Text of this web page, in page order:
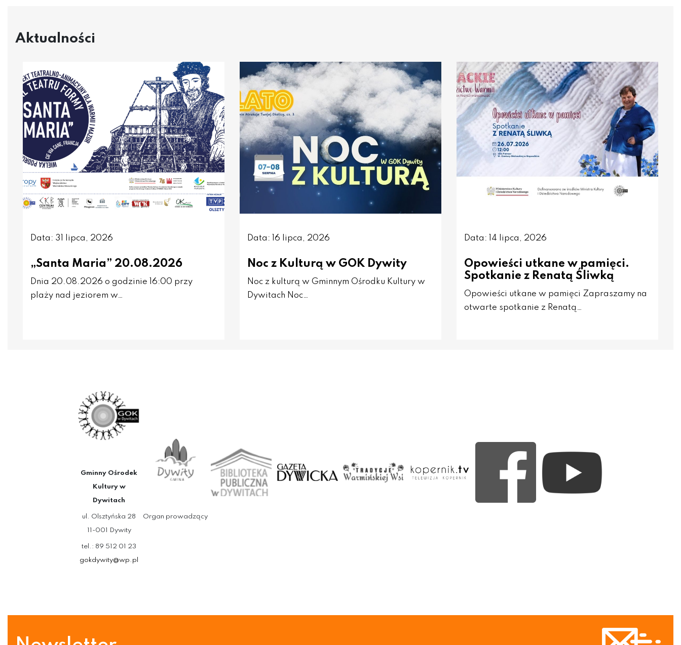
Aktualności
Data: 31 lipca, 2026
„Santa Maria” 20.08.2026
Dnia 20.08.2026 o godzinie 16:00 przy
plaży nad jeziorem w…
Data: 16 lipca, 2026
Noc z Kulturą w GOK Dywity
Noc z kulturą w Gminnym Ośrodku Kultury w
Dywitach Noc…
Data: 14 lipca, 2026
Opowieści utkane w pamięci.
Spotkanie z Renatą Śliwką
Opowieści utkane w pamięci Zapraszamy na
otwarte spotkanie z Renatą…
Gminny Ośrodek
Kultury w
Dywitach
ul. Olsztyńska 28
11-001 Dywity
tel.: 89 512 01 23
gokdywity@wp.pl
Organ prowadzący